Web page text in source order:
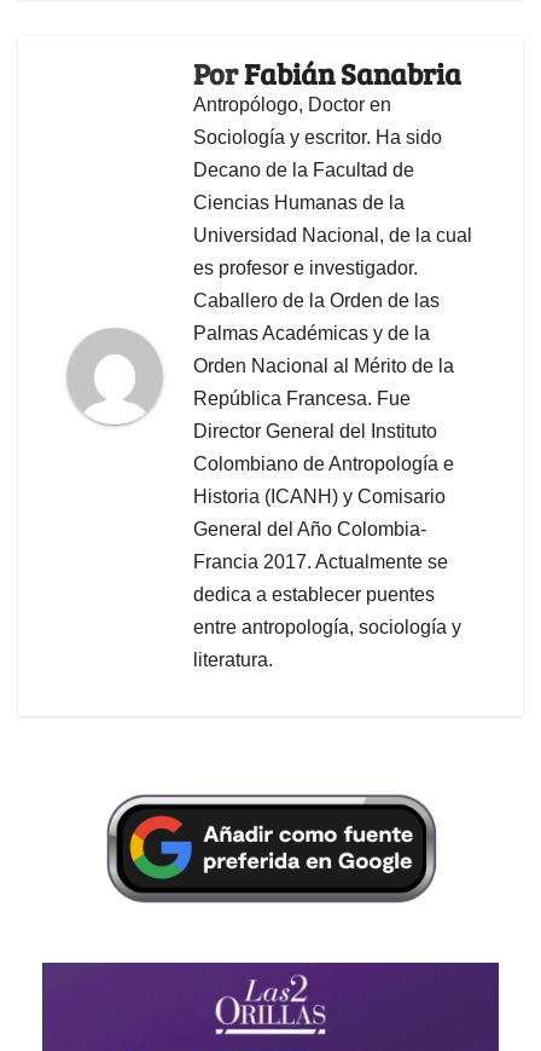
PorFabián Sanabria
Antropólogo, Doctor en
Sociología y escritor. Ha sido
Decano de la Facultad de
Ciencias Humanas de la
Universidad Nacional, de la cual
es profesor e investigador.
Caballero de la Orden de las
Palmas Académicas y de la
Orden Nacional al Mérito de la
República Francesa. Fue
Director General del Instituto
Colombiano de Antropología e
Historia (ICANH) y Comisario
General del Año Colombia-
Francia 2017. Actualmente se
dedica a establecer puentes
entre antropología, sociología y
literatura.